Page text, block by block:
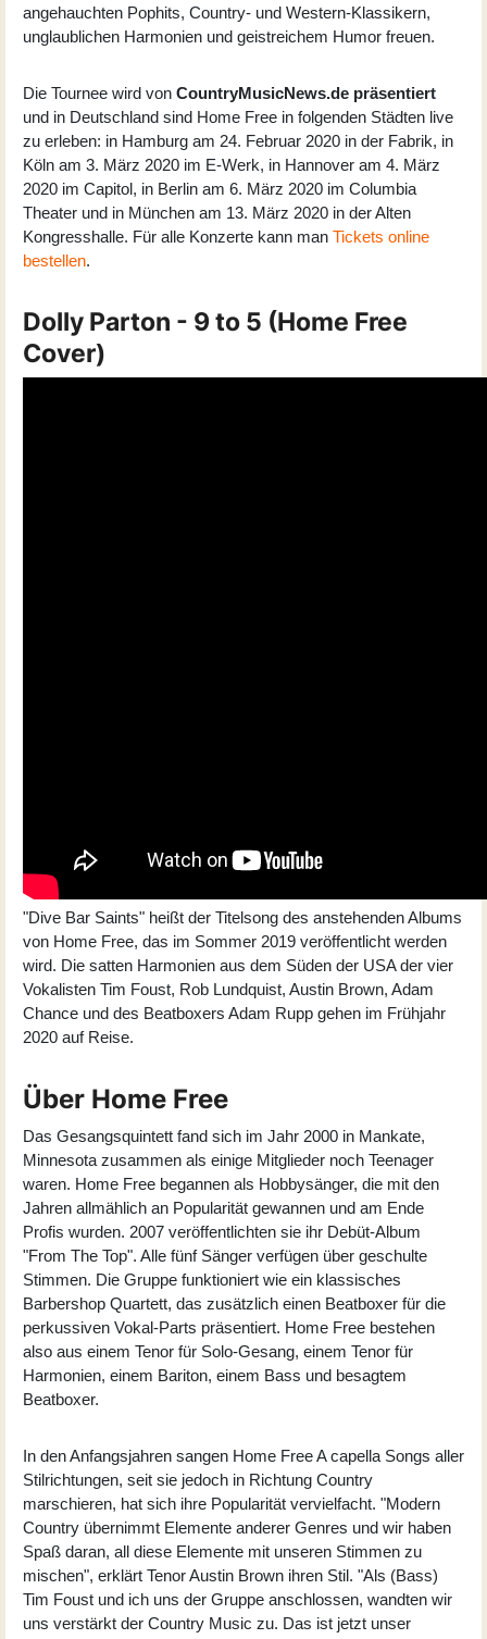
angehauchten Pophits, Country- und Western-Klassikern,
unglaublichen Harmonien und geistreichem Humor freuen.
Die Tournee wird von CountryMusicNews.de präsentiert
und in Deutschland sind Home Free in folgenden Städten live
zu erleben: in Hamburg am 24. Februar 2020 in der Fabrik, in
Köln am 3. März 2020 im E-Werk, in Hannover am 4. März
2020 im Capitol, in Berlin am 6. März 2020 im Columbia
Theater und in München am 13. März 2020 in der Alten
Kongresshalle. Für alle Konzerte kann man Tickets online
bestellen.
Dolly Parton - 9 to 5 (Home Free
Cover)
"Dive Bar Saints" heißt der Titelsong des anstehenden Albums
von Home Free, das im Sommer 2019 veröffentlicht werden
wird. Die satten Harmonien aus dem Süden der USA der vier
Vokalisten Tim Foust, Rob Lundquist, Austin Brown, Adam
Chance und des Beatboxers Adam Rupp gehen im Frühjahr
2020 auf Reise.
Über Home Free
Das Gesangsquintett fand sich im Jahr 2000 in Mankate,
Minnesota zusammen als einige Mitglieder noch Teenager
waren. Home Free begannen als Hobbysänger, die mit den
Jahren allmählich an Popularität gewannen und am Ende
Profis wurden. 2007 veröffentlichten sie ihr Debüt-Album
"From The Top". Alle fünf Sänger verfügen über geschulte
Stimmen. Die Gruppe funktioniert wie ein klassisches
Barbershop Quartett, das zusätzlich einen Beatboxer für die
perkussiven Vokal-Parts präsentiert. Home Free bestehen
also aus einem Tenor für Solo-Gesang, einem Tenor für
Harmonien, einem Bariton, einem Bass und besagtem
Beatboxer.
In den Anfangsjahren sangen Home Free A capella Songs aller
Stilrichtungen, seit sie jedoch in Richtung Country
marschieren, hat sich ihre Popularität vervielfacht. "Modern
Country übernimmt Elemente anderer Genres und wir haben
Spaß daran, all diese Elemente mit unseren Stimmen zu
mischen", erklärt Tenor Austin Brown ihren Stil. "Als (Bass)
Tim Foust und ich uns der Gruppe anschlossen, wandten wir
uns verstärkt der Country Music zu. Das ist jetzt unser